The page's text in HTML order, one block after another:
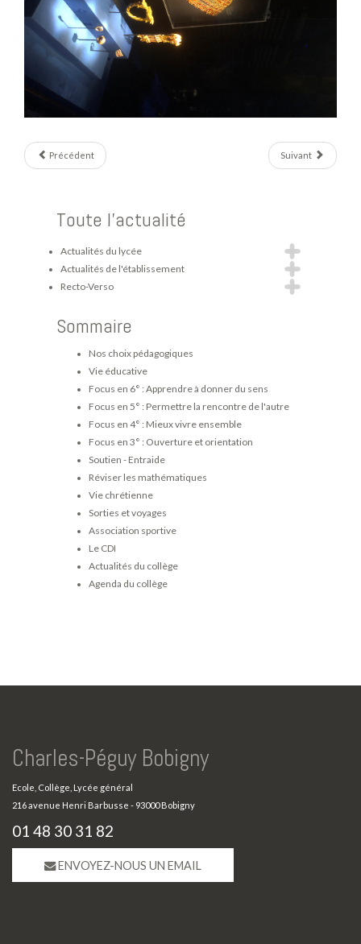
Précédent Suivant
Toute l'actualité
Actualités du lycée
Actualités de l'établissement
Recto-Verso
Sommaire
Nos choix pédagogiques
Vie éducative
Focus en 6° : Apprendre à donner du sens
Focus en 5° : Permettre la rencontre de l'autre
Focus en 4° : Mieux vivre ensemble
Focus en 3° : Ouverture et orientation
Soutien - Entraide
Réviser les mathématiques
Vie chrétienne
Sorties et voyages
Association sportive
Le CDI
Actualités du collège
Agenda du collège
Charles-Péguy Bobigny
Ecole, Collège, Lycée général
216 avenue Henri Barbusse - 93000 Bobigny
01 48 30 31 82
ENVOYEZ-NOUS UN EMAIL